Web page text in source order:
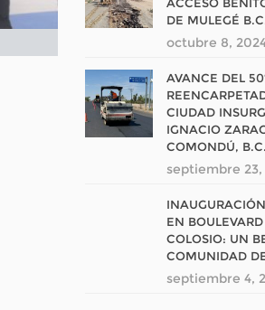
DE MULEGÉ
octubre 8,
AVANCE DEL
CIUDAD
IGNACIO
COMONDÚ,
septiembre 23,
EN
COLOSIO: UN
COMUNIDAD
septiembre 4,